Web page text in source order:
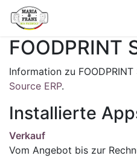
FOODPRINT
Information zu
Source ERP.
Installierte
Verkauf
Vom Angebot bis zur